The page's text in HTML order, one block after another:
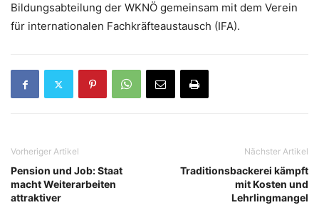
Bildungsabteilung der WKNÖ gemeinsam mit dem Verein
für internationalen Fachkräfteaustausch (IFA).
Vorheriger Artikel
Pension und Job: Staat
macht Weiterarbeiten
attraktiver
Nächster Artikel
Traditionsbackerei kämpft
mit Kosten und
Lehrlingmangel